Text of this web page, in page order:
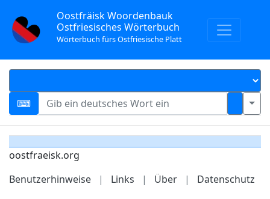
Oostfräisk Woordenbauk
Ostfriesisches Wörterbuch
Wörterbuch fürs Ostfriesische Platt
oostfraeisk.org
Benutzerhinweise
| Links | Über | Datenschutz